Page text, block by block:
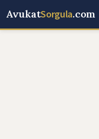
AvukatSorgula.com